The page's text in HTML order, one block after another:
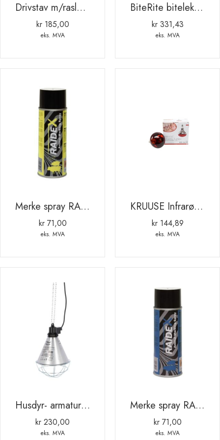
Drivstav m/rasle 105cm
kr185,00
eks. MVA
BiteRite biteleke. komplett. smågris . rød
kr331,43
eks. MVA
Merke spray RAIDEX 400ml GUL
kr71,00
eks. MVA
KRUUSE Infrarød varmepære. 100W. rød. 2 stk
kr144,89
eks. MVA
Husdyr- armatur m/sparebryter. 5m ledning
kr 230,00
eks. MVA
Merke spray RAIDEX 400ml BLÅ
kr71,00
eks. MVA